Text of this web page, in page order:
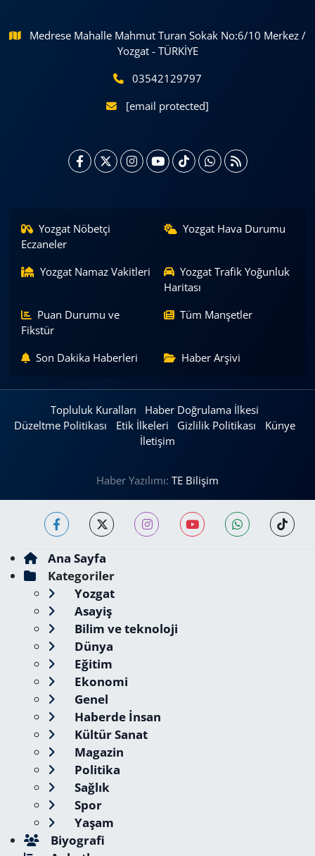
Medrese Mahalle Mahmut Turan Sokak No:6/10 Merkez /
Yozgat - TÜRKİYE
03542129797
[email protected]
Yozgat Nöbetçi
Eczaneler
Yozgat Hava Durumu
Yozgat Namaz Vakitleri
Yozgat Trafik Yoğunluk
Haritası
Puan Durumu ve
Fikstür
Tüm Manşetler
Son Dakika Haberleri Haber Arşivi
Topluluk Kuralları
Haber Doğrulama İlkesi
Düzeltme Politikası
Etik İlkeleri Gizlilik Politikası
Künye
İletişim
Haber Yazılımı: TE Bilişim
Ana Sayfa
Kategoriler
Yozgat
Asayiş
Bilim ve teknoloji
Dünya
Eğitim
Ekonomi
Genel
Haberde İnsan
Kültür Sanat
Magazin
Politika
Sağlık
Spor
Yaşam
Biyografi